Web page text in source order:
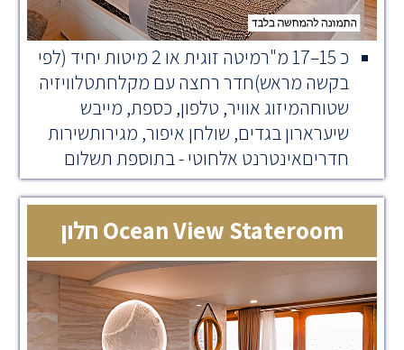
כ 15–17 מ"רמיטה זוגית או 2 מיטות יחיד (לפי
בקשה מראש)חדר רחצה עם מקלחתטלוויזיה
שטוחהמיזוג אוויר, טלפון, כספת, מייבש
שיערארון בגדים, שולחן איפור, מגירותשירות
חדריםאינטרנט אלחוטי - בתוספת תשלום
Ocean View Stateroom חלון